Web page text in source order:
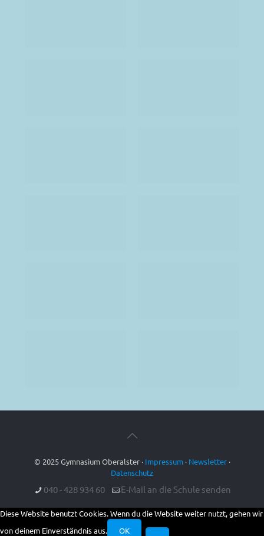
© 2025 Gymnasium Oberalster · Impressum· Newsletter·
Datenschutz
040 - 428 934 60 E-Mail an die Schule senden
Diese Website benutzt Cookies. Wenn du die Website weiter nutzt, gehen wir
von deinem Einverständnis aus.
OK